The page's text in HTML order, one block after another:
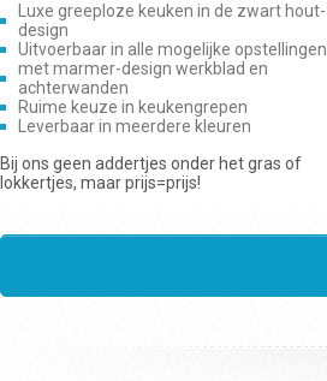
Luxe greeploze keuken in de zwart hout-
design
Uitvoerbaar in alle mogelijke opstellingen
met marmer-design werkblad en
achterwanden
Ruime keuze in keukengrepen
Leverbaar in meerdere kleuren
Bij ons geen addertjes onder het gras of
lokkertjes, maar prijs=prijs!